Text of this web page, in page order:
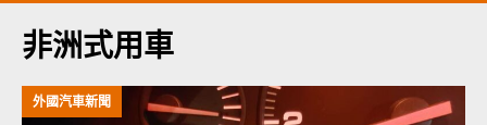
非洲式用車
外國汽車新聞